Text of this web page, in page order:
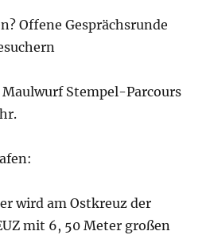
Offene Gesprächsrunde
Stempel-Parcours
wird am Ostkreuz der
mit 6, 50 Meter großen